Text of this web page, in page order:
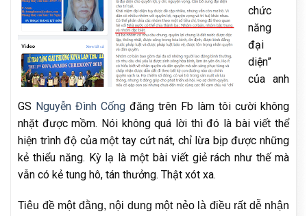
chức
năng
đại
diện”
của anh
GS Nguyễn Đình Cống đăng trên Fb làm tôi cười không
nhặt được mồm. Nói không quá lời thì đó là bài viết thể
hiện trình độ của một tay cứt nát, chỉ lừa bịp được những
kẻ thiểu năng. Kỳ lạ là một bài viết giẻ rách như thế mà
vẫn có kẻ tung hô, tán thưởng. Thật xót xa.
Tiêu đề một đằng, nội dung một nẻo là điều rất dễ nhận